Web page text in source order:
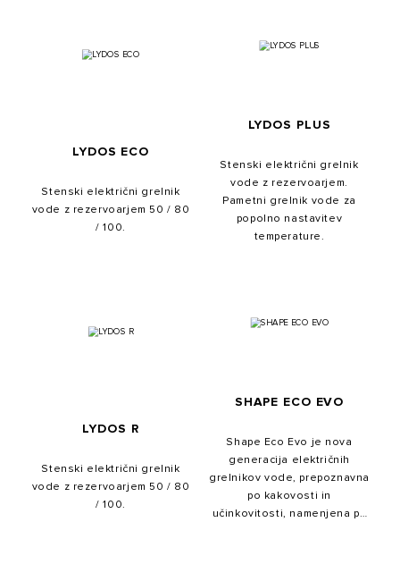
LYDOS ECO
Stenski električni grelnik
vode z rezervoarjem 50 / 80
/ 100.
LYDOS PLUS
Stenski električni grelnik
vode z rezervoarjem.
Pametni grelnik vode za
popolno nastavitev
temperature.
LYDOS R
Stenski električni grelnik
vode z rezervoarjem 50 / 80
/ 100.
SHAPE ECO EVO
Shape Eco Evo je nova
generacija električnih
grelnikov vode, prepoznavna
po kakovosti in
učinkovitosti, namenjena pa